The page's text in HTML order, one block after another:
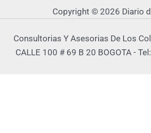
Copyright © 2026 Diario
Consultorias Y Asesorias De Los
CALLE 100 # 69 B 20 BOGOTA -